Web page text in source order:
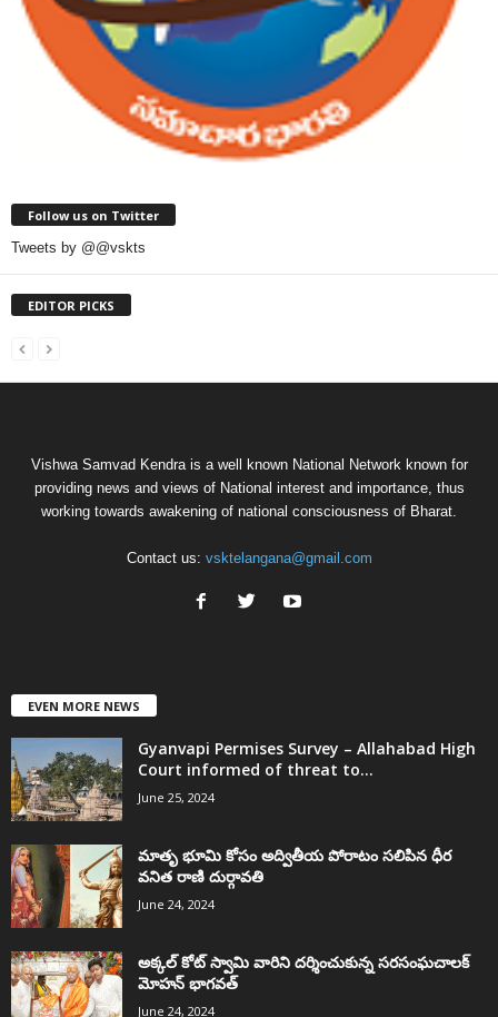
Follow us on Twitter
Tweets by @@vskts
EDITOR PICKS
Vishwa Samvad Kendra is a well known National Network known for
providing news and views of National interest and importance, thus
working towards awakening of national consciousness of Bharat.
Contact us: vsktelangana@gmail.com
EVEN MORE NEWS
Gyanvapi Permises Survey – Allahabad High
Court informed of threat to...
June 25, 2024
మాతృ భూమి కోసం అద్వితీయ పోరాటం సలిపిన ధీర
వనిత రాణి దుర్గావతి
June 24, 2024
అక్కల్‌ కోట్‌ స్వామి వారిని దర్శించుకున్న సరసంఘచాలక్
మోహన్ భాగవత్
June 24, 2024